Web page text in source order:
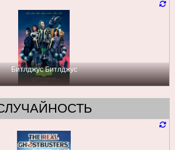
Битлджус Битлджус